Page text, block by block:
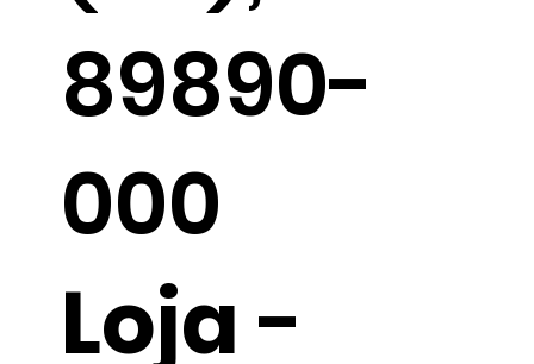
89890-
000
Loja-